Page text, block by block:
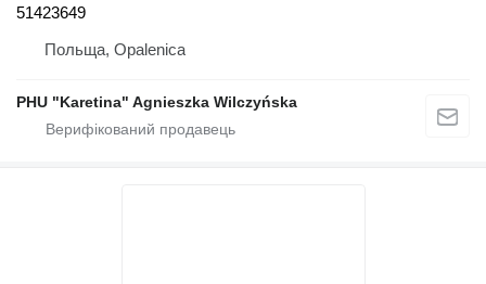
51423649
Польща, Opalenica
PHU "Karetina" Agnieszka Wilczyńska